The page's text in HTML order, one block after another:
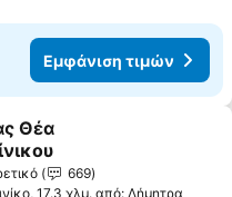
Εμφάνιση τιμών
στα αγαπημένα
Θέα
τιμών669
17.3 χλμ. από: Δήμητρα